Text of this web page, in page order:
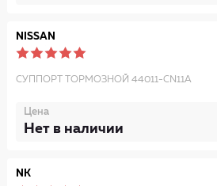
NISSAN
СУППОРТ ТОРМОЗНОЙ 44011-CN11A
Цена
Нет в наличии
NK